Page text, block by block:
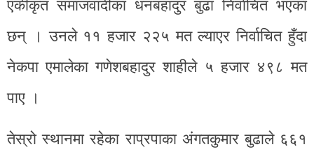
एकीकृत समाजवादीका धनबहादुर बुढा निर्वाचित भएका
छन् । उनले ११ हजार २२५ मत ल्याएर निर्वाचित हुँदा
नेकपा एमालेका गणेशबहादुर शाहीले ५ हजार ४९८ मत
पाए ।
तेस्रो स्थानमा रहेका राप्रपाका अंगतकुमार बुढाले ६६१